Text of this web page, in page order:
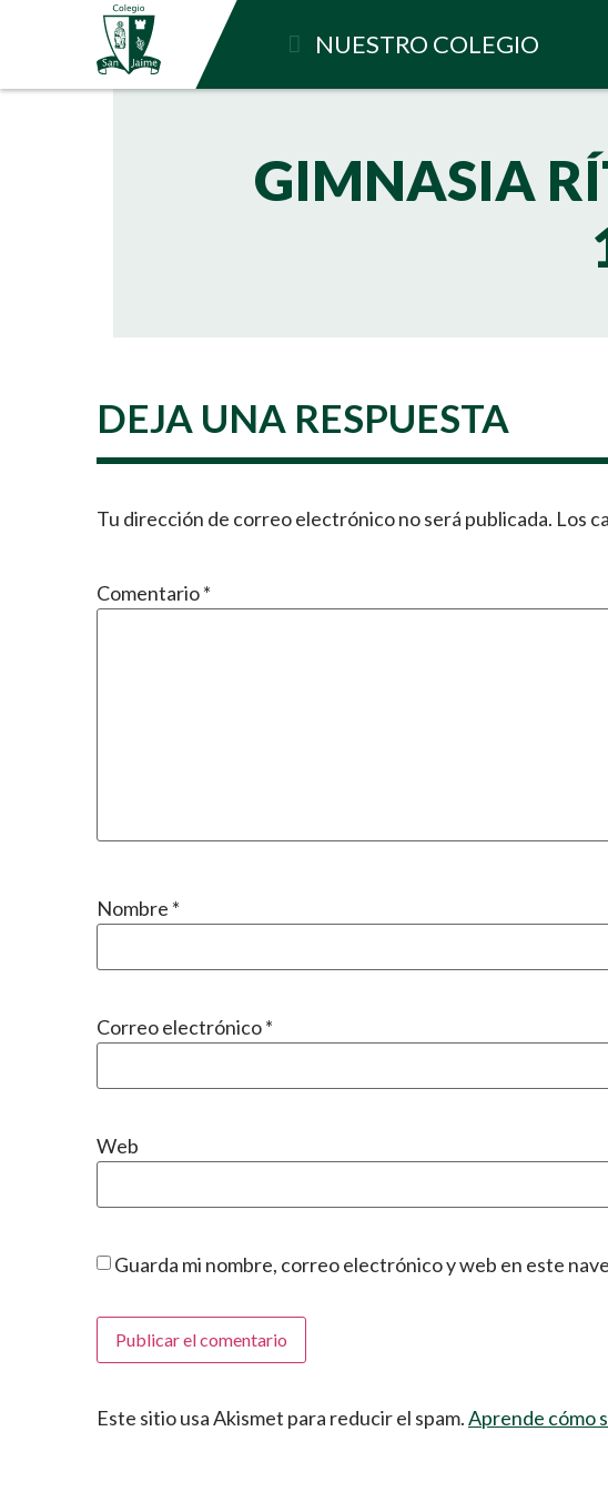
NUESTRO COLEGIO
GIMNASIA
DEJA UNA RESPUESTA
Tu dirección de correo electrónico no será publicada. Los
Comentario*
Nombre *
Correo electrónico*
Web
Guarda mi nombre, correo electrónico y web en este
Este sitio usa Akismet para reducir el spam.Aprende cómo